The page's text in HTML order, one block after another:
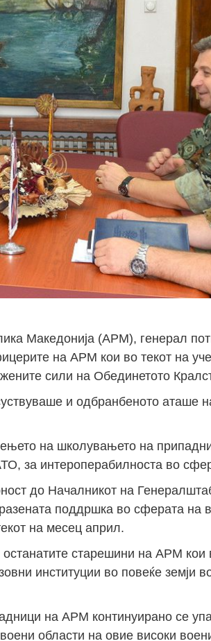
Македонија (АРМ), генерал
на АРМ кои во текот на
сили на Обединетото
и одбранбеното аташе
на школувањето на
за интероперабилноста во
до Началникот на
поддршка во сферата на
на месец април.
старешини на АРМ кои
институции во повеќе земји
на АРМ континуирано се
области на овие високи